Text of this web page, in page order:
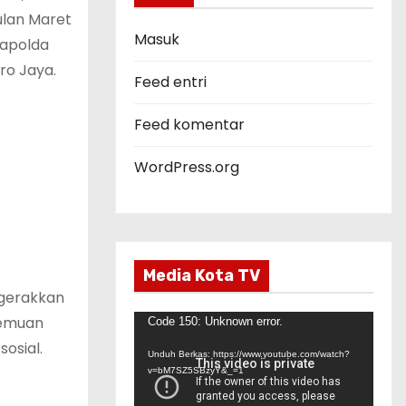
Maret
Jaya.
o
r
Masuk
Feed entri
Feed komentar
WordPress.org
Media Kota TV
Code 150: Unknown error.
Unduh Berkas: https://www.youtube.com/watch?
v=bM7SZ5SBzyY&_=1